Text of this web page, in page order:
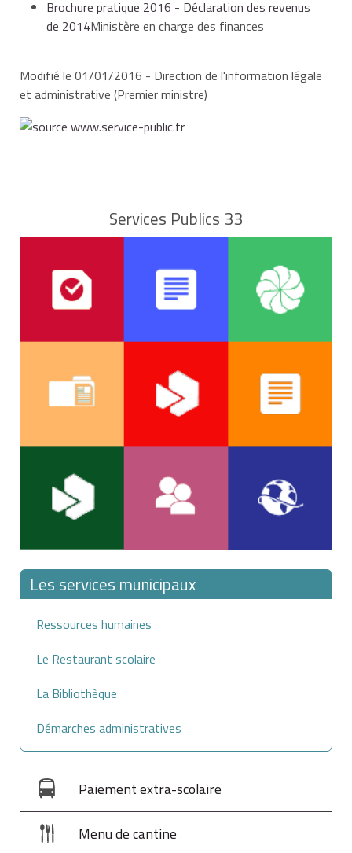
Brochure pratique 2016 - Déclaration des revenus
de 2014Ministère en charge des finances
Modifié le 01/01/2016 - Direction de l'information légale
et administrative (Premier ministre)
Services Publics 33
Les services municipaux
Ressources humaines
Le Restaurant scolaire
La Bibliothèque
Démarches administratives
Paiement extra-scolaire
Menu de cantine